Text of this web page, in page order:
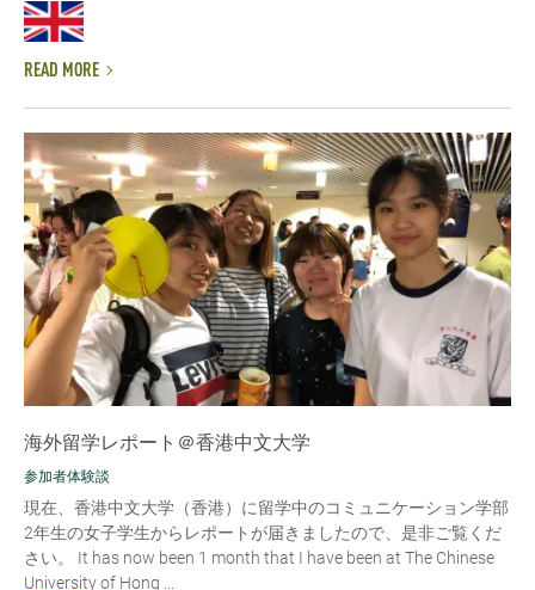
READ MORE
海外留学レポート＠香港中文大学
参加者体験談
現在、香港中文大学（香港）に留学中のコミュニケーション学部
2年生の女子学生からレポートが届きましたので、是非ご覧くだ
さい。 It has now been 1 month that I have been at The Chinese
University of Hong ...